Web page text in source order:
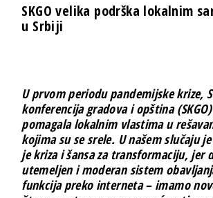
SKGO velika podrška lokalnim
u Srbiji
U prvom periodu pandemijske krize,
konferencija gradova i opština
pomagala lokalnim vlastima u
kojima su se srele. U našem slučaju
je kriza i šansa za transformaciju, jer
utemeljen i moderan sistem
funkcija preko interneta – imamo